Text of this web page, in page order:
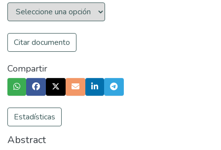
Citar documento
Compartir
Estadísticas
Abstract